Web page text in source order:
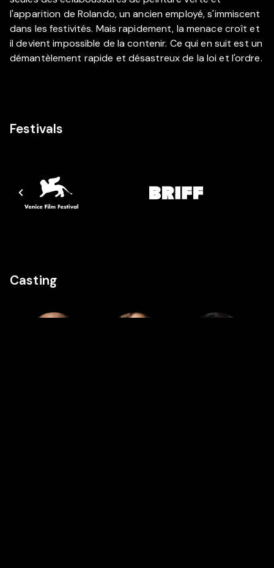
l'apparition de Rolando, un ancien employé, s'immiscent
dans les festivités. Mais rapidement, la menace croît et
il devient impossible de la contenir. Ce qui en suit est un
démantèlement rapide et désastreux de la loi et l'ordre.
Festivals
Casting